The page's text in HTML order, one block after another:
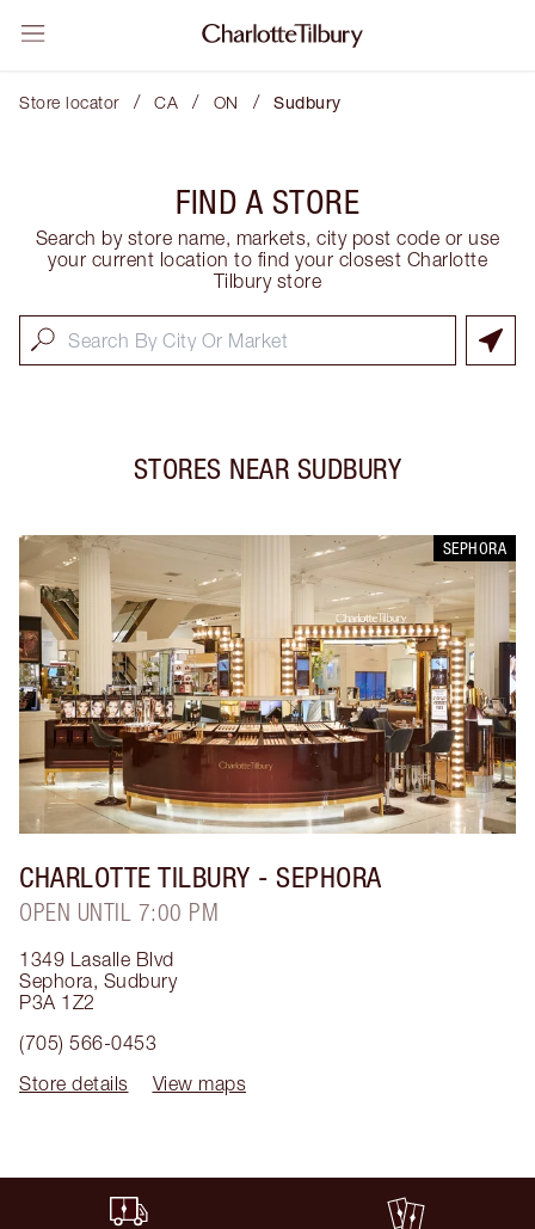
Store locator / CA / ON / Sudbury
FIND A STORE
Search by store name, markets, city post code or use
your current location to find your closest Charlotte
Tilbury store
STORES NEAR SUDBURY
SEPHORA
CHARLOTTE TILBURY - SEPHORA
OPEN UNTIL 7:00 PM
1349 Lasalle Blvd
Sephora, Sudbury
P3A 1Z2
(705) 566-0453
Store details
View maps